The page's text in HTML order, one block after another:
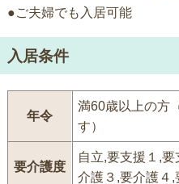
●ご夫婦でも入居可能
入居条件
年令
満60歳以上の方
す）
要介護度
自立,要支援１,
介護３,要介護４,